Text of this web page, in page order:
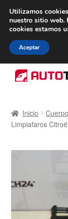
De lunes
navegación
al
Caja
Carro
Envío al mundo
Inicio Cuerpo
Limpiafaros
Utilizamos
nuestro sitio web.
cookies estamos
Aceptar